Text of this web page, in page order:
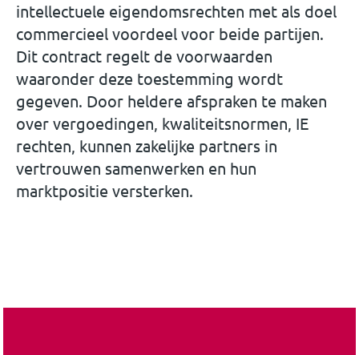
intellectuele eigendomsrechten met als doel
commercieel voordeel voor beide partijen.
Dit contract regelt de voorwaarden
waaronder deze toestemming wordt
gegeven. Door heldere afspraken te maken
over vergoedingen, kwaliteitsnormen, IE
rechten, kunnen zakelijke partners in
vertrouwen samenwerken en hun
marktpositie versterken.